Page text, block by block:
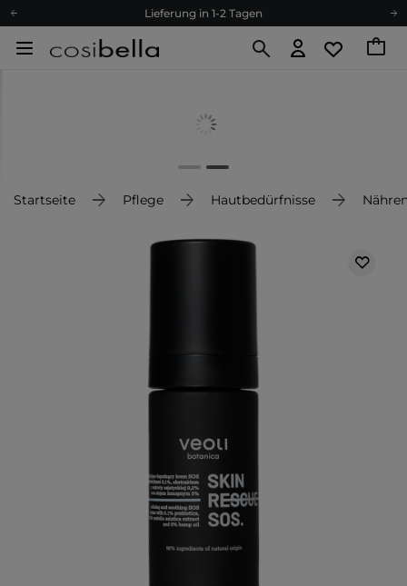
Lieferung in 1-2 Tagen
Empfehle uns weiter und sammle noch mehr Punkte
Versand nach Deutschland und Österreich
Lieferung in 1-2 Tagen
Empfehle uns weiter und sammle noch mehr Punkte
Startseite Pflege Hautbedürfnisse